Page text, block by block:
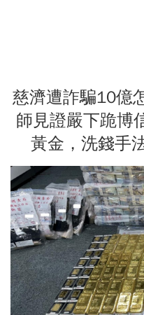
慈濟遭詐騙10億
師見證嚴下跪博
黃金，洗錢手